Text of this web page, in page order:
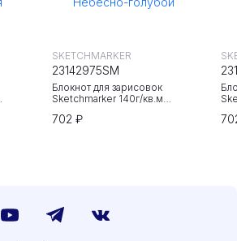
702 ₽
Блокнот для зарисовок
Sketchmarker 140г/кв.м
Небесно-голубой
SKETCHMARKER
23142975SM